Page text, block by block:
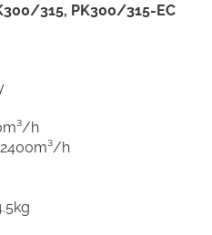
315, PK300/315-EC
h
h